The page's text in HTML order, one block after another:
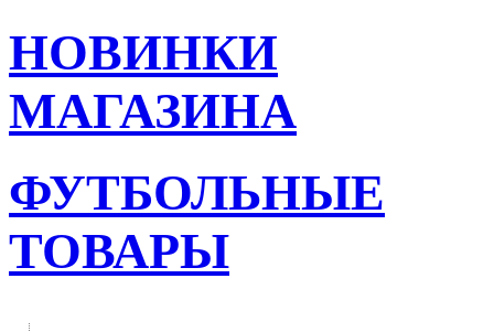
НОВИНКИ
МАГАЗИНА
ФУТБОЛЬНЫЕ
ТОВАРЫ